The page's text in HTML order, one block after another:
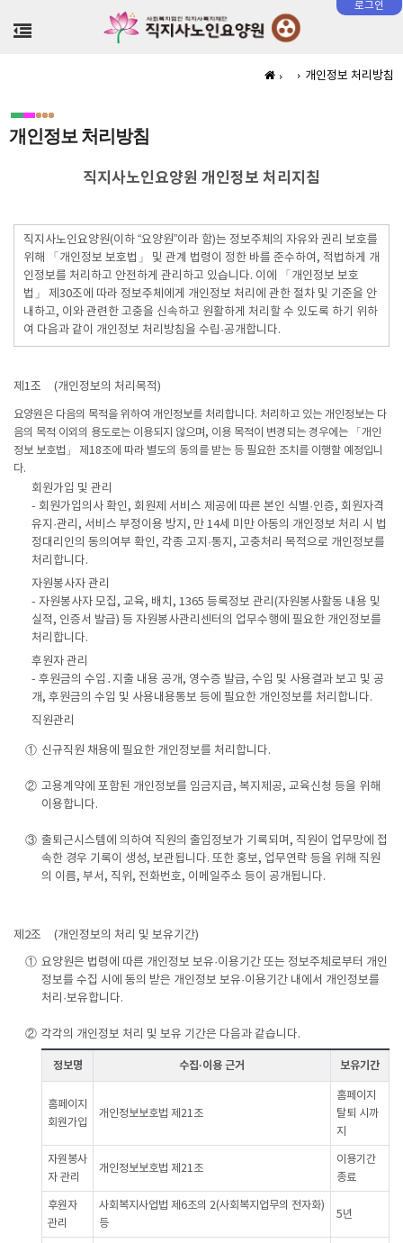
로그인
개인정보 처리방침
개인정보 처리방침
직지사노인요양원 개인정보 처리지침
직지사노인요양원(이하 “요양원”이라 함)는 정보주체의 자유와 권리 보호를
위해 「개인정보 보호법」 및 관계 법령이 정한 바를 준수하여, 적법하게 개
인정보를 처리하고 안전하게 관리하고 있습니다. 이에 「개인정보 보호
법」 제30조에 따라 정보주체에게 개인정보 처리에 관한 절차 및 기준을 안
내하고, 이와 관련한 고충을 신속하고 원활하게 처리할 수 있도록 하기 위하
여 다음과 같이 개인정보 처리방침을 수립·공개합니다.
제1조 (개인정보의 처리목적)
요양원은 다음의 목적을 위하여 개인정보를 처리합니다. 처리하고 있는 개인정보는 다
음의 목적 이외의 용도로는 이용되지 않으며, 이용 목적이 변경되는 경우에는 「개인
정보 보호법」 제18조에 따라 별도의 동의를 받는 등 필요한 조치를 이행할 예정입니
다.
회원가입 및 관리
- 회원가입의사 확인, 회원제 서비스 제공에 따른 본인 식별·인증, 회원자격
유지·관리, 서비스 부정이용 방지, 만 14세 미만 아동의 개인정보 처리 시 법
정대리인의 동의여부 확인, 각종 고지·통지, 고충처리 목적으로 개인정보를
처리합니다.
자원봉사자 관리
- 자원봉사자 모집, 교육, 배치, 1365 등록정보 관리(자원봉사활동 내용 및
실적, 인증서 발급) 등 자원봉사관리센터의 업무수행에 필요한 개인정보를
처리합니다.
후원자 관리
- 후원금의 수입․지출 내용 공개, 영수증 발급, 수입 및 사용결과 보고 및 공
개, 후원금의 수입 및 사용내용통보 등에 필요한 개인정보를 처리합니다.
직원관리
① 신규직원 채용에 필요한 개인정보를 처리합니다.
② 고용계약에 포함된 개인정보를 임금지급, 복지제공, 교육신청 등을 위해
이용합니다.
③ 출퇴근시스템에 의하여 직원의 출입정보가 기록되며, 직원이 업무망에 접
속한 경우 기록이 생성, 보관됩니다. 또한 홍보, 업무연락 등을 위해 직원
의 이름, 부서, 직위, 전화번호, 이메일주소 등이 공개됩니다.
제2조
(개인정보의 처리 및 보유기간)
① 요양원은 법령에 따른 개인정보 보유·이용기간 또는 정보주체로부터 개인
정보를 수집 시에 동의 받은 개인정보 보유·이용기간 내에서 개인정보를
처리·보유합니다.
② 각각의 개인정보 처리 및 보유 기간은 다음과 같습니다.
정보명 수집·이용 근거 보유기간
홈페이지
회원가입
개인정보보호법 제21조
홈페이지
탈퇴 시까
지
자원봉사
자 관리
개인정보보호법 제21조
이용기간
종료
후원자
관리
사회복지사업법 제6조의 2(사회복지업무의 전자화)
등
5년